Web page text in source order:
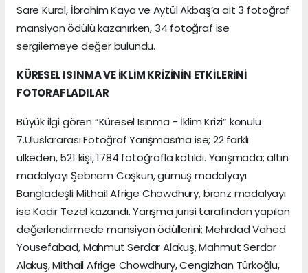
Sare Kural, İbrahim Kaya ve Aytül Akbaş’a ait 3 fotoğraf
mansiyon ödülü kazanırken, 34 fotoğraf ise
sergilemeye değer bulundu.
KÜRESEL ISINMA VE İKLİM KRİZİNİN ETKİLERİNİ
FOTORAFLADILAR
Büyük ilgi gören “Küresel Isınma - İklim Krizi” konulu
7.Uluslararası Fotoğraf Yarışması’na ise; 22 farklı
ülkeden, 521 kişi, 1784 fotoğrafla katıldı. Yarışmada; altın
madalyayı Şebnem Coşkun, gümüş madalyayı
Bangladeşli Mithail Afrige Chowdhury, bronz madalyayı
ise Kadir Tezel kazandı. Yarışma jürisi tarafından yapılan
değerlendirmede mansiyon ödüllerini; Mehrdad Vahed
Yousefabad, Mahmut Serdar Alakuş, Mahmut Serdar
Alakuş, Mithail Afrige Chowdhury, Cengizhan Türkoğlu,